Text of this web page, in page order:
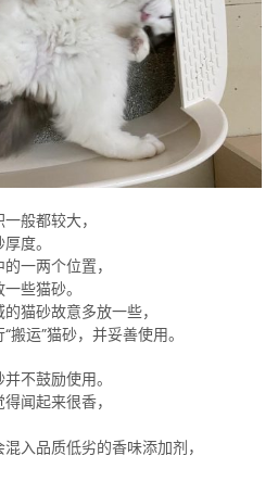
般都较大，
度。
一两个位置，
些猫砂。
猫砂故意多放一些，
运”猫砂，并妥善使用。
不鼓励使用。
闻起来很香，
混入品质低劣的香味添加剂，